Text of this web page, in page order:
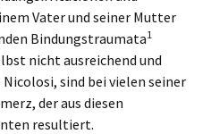
Vater und seiner Mutter
Bindungstraumata1
nicht ausreichend und
sind bei vielen seiner
der aus diesen
resultiert.